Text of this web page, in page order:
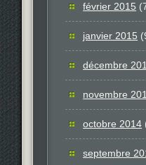
février 2015
janvier 2015
décembre
novembre
octobre 2014
septembre